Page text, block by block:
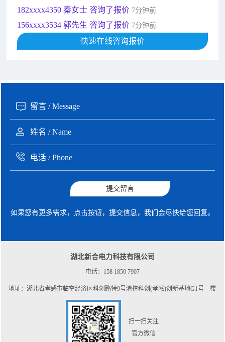
156xxxx3534 郭先生 咨询了报价 7分钟前
192xxxx2920 周先生 咨询了报价 10分钟前
189xxxx6562 王先生 咨询了报价1秒前
快速在线咨询报价
提交留言
如果您有更多需求，点击按钮，提交信息，我们会尽快给您回复。
湖北新合电力科技有限公司
电话：158 1850 7907
地址：湖北省孝感市临空经济区科创路特9号清控科创(孝感)创新基地G1号一楼
扫一扫关注
官方微信